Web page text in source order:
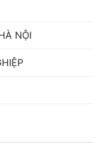
NỘI